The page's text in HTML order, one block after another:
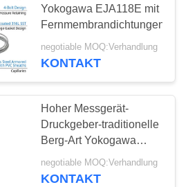
5
Yokogawa EJA118E mit
Fernmembrandichtungen
negotiable MOQ:Verhandlung
KONTAKT
Hoher Messgerät-
Druckgeber-traditionelle
Berg-Art Yokogawa
EJA440E
negotiable MOQ:Verhandlung
KONTAKT